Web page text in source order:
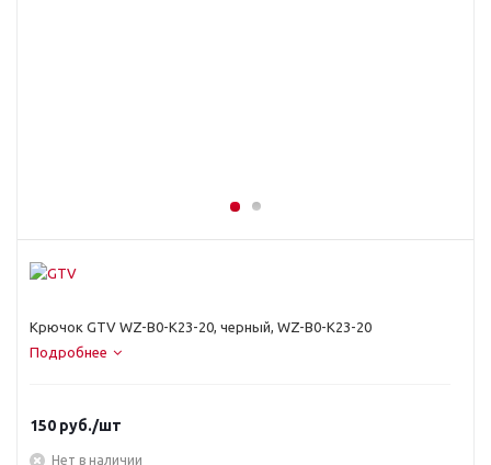
Крючок GTV WZ-B0-K23-20, черный, WZ-B0-K23-20
Подробнее
150 руб./шт
Нет в наличии